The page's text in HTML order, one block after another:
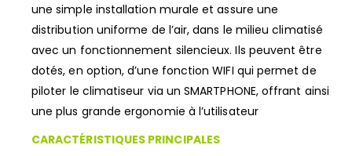
une simple installation murale et assure une
distribution uniforme de l’air, dans le milieu climatisé
avec un fonctionnement silencieux. Ils peuvent être
dotés, en option, d’une fonction WIFI qui permet de
piloter le climatiseur via un SMARTPHONE, offrant ainsi
une plus grande ergonomie à l’utilisateur
CARACTÉRISTIQUES PRINCIPALES